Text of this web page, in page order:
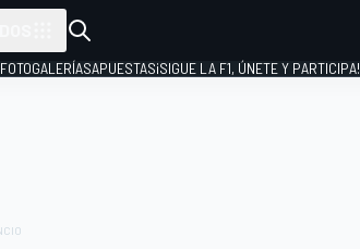
FOTOGALERÍASAPUESTAS¡SIGUE LA F1, ÚNETE Y PARTICIPA!